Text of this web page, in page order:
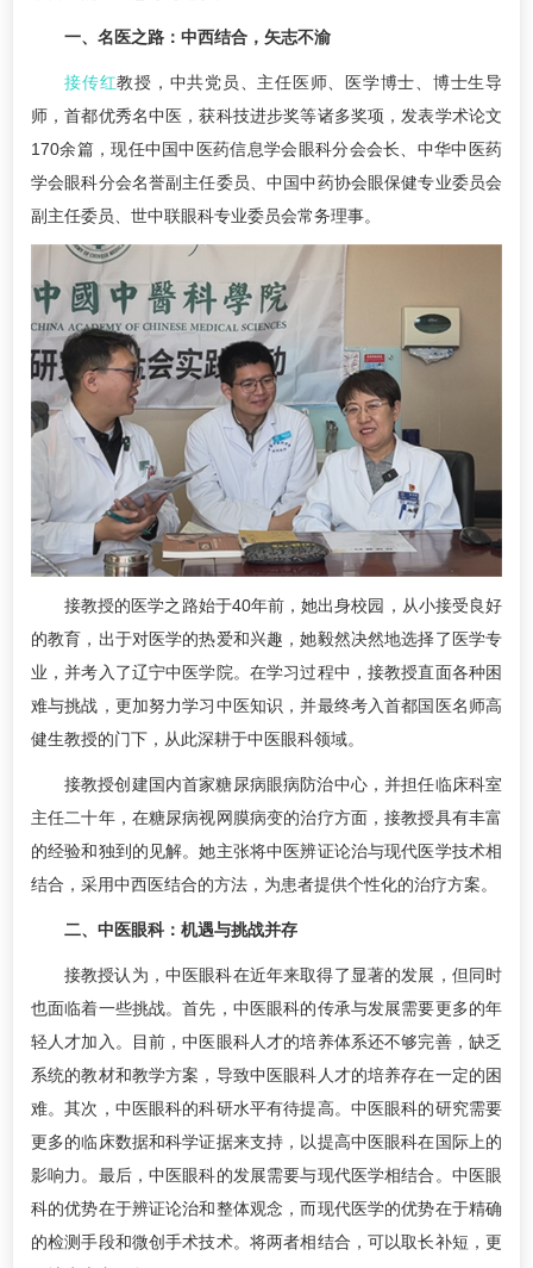
一、名医之路：中西结合，矢志不渝
接传红教授，中共党员、主任医师、医学博士、博士生导
师，首都优秀名中医，获科技进步奖等诸多奖项，发表学术论文
170余篇，现任中国中医药信息学会眼科分会会长、中华中医药
学会眼科分会名誉副主任委员、中国中药协会眼保健专业委员会
副主任委员、世中联眼科专业委员会常务理事。
接教授的医学之路始于40年前，她出身校园，从小接受良好
的教育，出于对医学的热爱和兴趣，她毅然决然地选择了医学专
业，并考入了辽宁中医学院。在学习过程中，接教授直面各种困
难与挑战，更加努力学习中医知识，并最终考入首都国医名师高
健生教授的门下，从此深耕于中医眼科领域。
接教授创建国内首家糖尿病眼病防治中心，并担任临床科室
主任二十年，在糖尿病视网膜病变的治疗方面，接教授具有丰富
的经验和独到的见解。她主张将中医辨证论治与现代医学技术相
结合，采用中西医结合的方法，为患者提供个性化的治疗方案。
二、中医眼科：机遇与挑战并存
接教授认为，中医眼科在近年来取得了显著的发展，但同时
也面临着一些挑战。首先，中医眼科的传承与发展需要更多的年
轻人才加入。目前，中医眼科人才的培养体系还不够完善，缺乏
系统的教材和教学方案，导致中医眼科人才的培养存在一定的困
难。其次，中医眼科的科研水平有待提高。中医眼科的研究需要
更多的临床数据和科学证据来支持，以提高中医眼科在国际上的
影响力。最后，中医眼科的发展需要与现代医学相结合。中医眼
科的优势在于辨证论治和整体观念，而现代医学的优势在于精确
的检测手段和微创手术技术。将两者相结合，可以取长补短，更